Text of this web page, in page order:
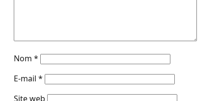
Nom *
E-mail *
Site web